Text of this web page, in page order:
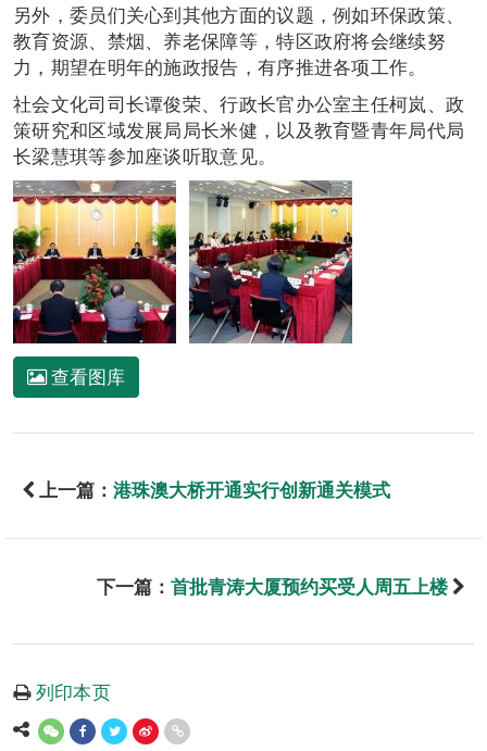
另外，委员们关心到其他方面的议题，例如环保政策、
教育资源、禁烟、养老保障等，特区政府将会继续努
力，期望在明年的施政报告，有序推进各项工作。
社会文化司司长谭俊荣、行政长官办公室主任柯岚、政
策研究和区域发展局局长米健，以及教育暨青年局代局
长梁慧琪等参加座谈听取意见。
查看图库
上一篇： 港珠澳大桥开通实行创新通关模式
下一篇： 首批青涛大厦预约买受人周五上楼
列印本页